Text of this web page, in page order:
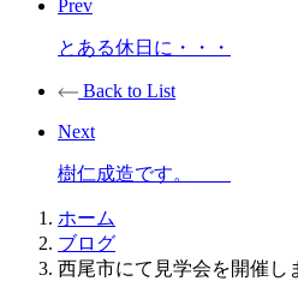
Prev
とある休日に・・・
Back to List
Next
樹仁成造です。
ホーム
ブログ
西尾市にて見学会を開催し